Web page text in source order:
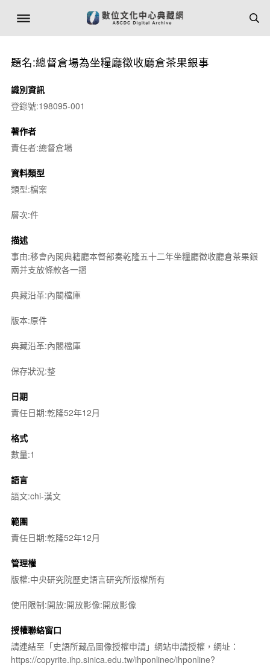
題名:總督倉場為坐糧廳徵收廳倉茶果銀事
識別資訊
登錄號:198095-001
著作者
責任者:總督倉場
資料類型
類型:檔案
層次:件
描述
事由:移會內閣典籍廳本督部奏乾隆五十二年坐糧廳徵收廳倉茶果銀
兩并支放條款各一摺
典藏沿革:內閣檔庫
版本:原件
典藏沿革:內閣檔庫
保存狀況:整
日期
責任日期:乾隆52年12月
格式
數量:1
語言
語文:chi-漢文
範圍
責任日期:乾隆52年12月
管理權
版權:中央研究院歷史語言研究所版權所有
使用限制:開放:開放影像:開放影像
授權聯絡窗口
請連結至「史語所藏品圖像授權申請」網站申請授權，網址：
https://copyrite.ihp.sinica.edu.tw/ihponlinec/ihponline?